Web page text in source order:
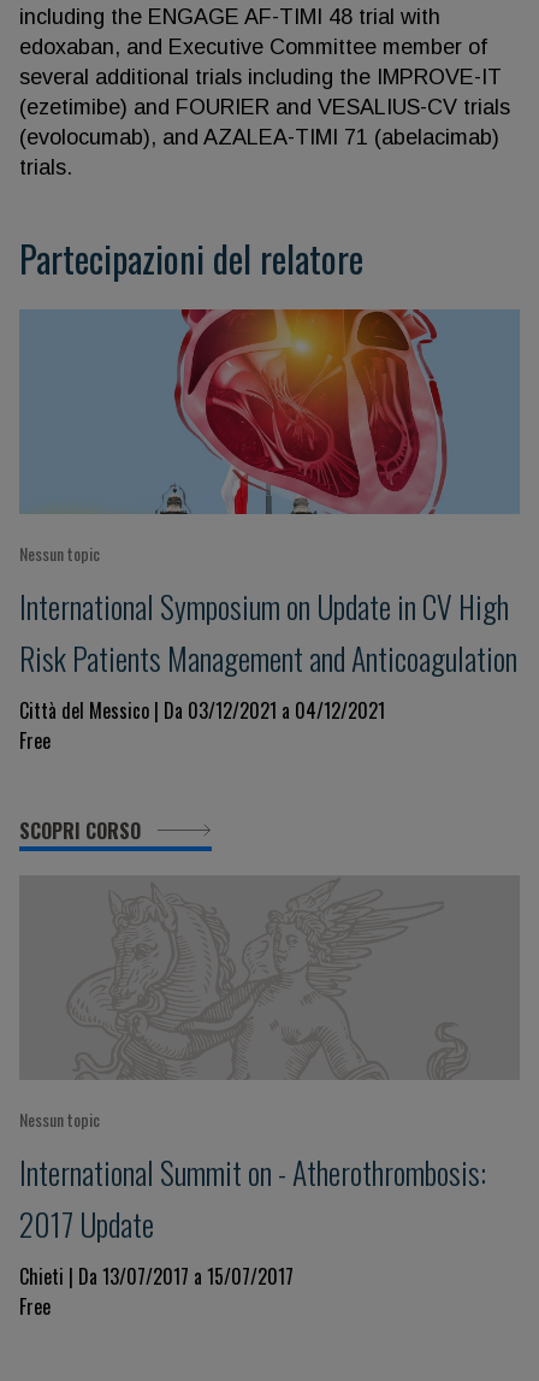
including the ENGAGE AF-TIMI 48 trial with
edoxaban, and Executive Committee member of
several additional trials including the IMPROVE-IT
(ezetimibe) and FOURIER and VESALIUS-CV trials
(evolocumab), and AZALEA-TIMI 71 (abelacimab)
trials.
Partecipazioni del relatore
Nessun topic
International Symposium on Update in CV High
Risk Patients Management and Anticoagulation
Città del Messico | Da 03/12/2021 a 04/12/2021
Free
SCOPRI CORSO
Nessun topic
International Summit on - Atherothrombosis:
2017 Update
Chieti | Da 13/07/2017 a 15/07/2017
Free